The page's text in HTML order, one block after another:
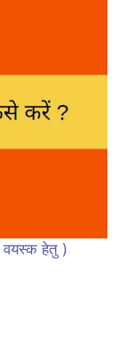
वयस्क हेतु )